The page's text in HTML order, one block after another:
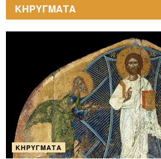
ΚΗΡΥΓΜΑΤΑ
ΚΗΡΎΓΜΑΤΑ